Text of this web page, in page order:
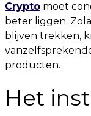
Crypto moet
beter liggen.
blijven trekken,
producten.
Het